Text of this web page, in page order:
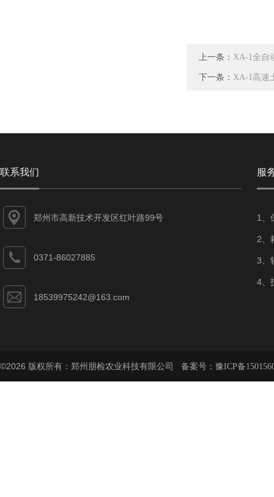
上一条： XA-1全自
下一条： XA-1高速
联系我们
郑州市高新技术开发区红叶路99号
0371-86027885
18539975242@163.com
服
1、
2、
3、
4、
©2026 版权所有：郑州朋检农业科技有限公司 备案号： 豫ICP备